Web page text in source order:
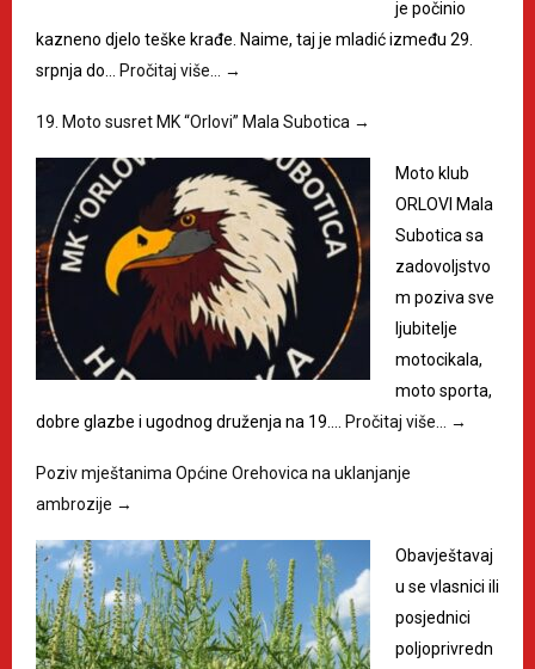
je počinio
kazneno djelo teške krađe. Naime, taj je mladić između 29.
srpnja do… Pročitaj više… →
19. Moto susret MK “Orlovi” Mala Subotica →
Moto klub
ORLOVI Mala
Subotica sa
zadovoljstvo
m poziva sve
ljubitelje
motocikala,
moto sporta,
dobre glazbe i ugodnog druženja na 19.… Pročitaj više… →
Poziv mještanima Općine Orehovica na uklanjanje
ambrozije →
Obavještavaj
u se vlasnici ili
posjednici
poljoprivredn